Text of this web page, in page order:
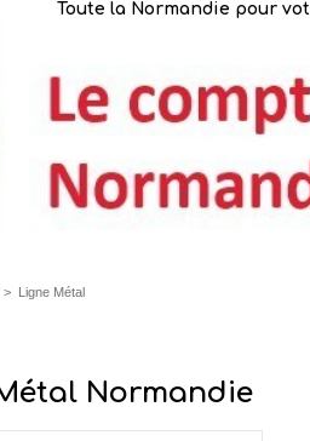
Toute la Normandie pour
> Ligne Métal
Normandie